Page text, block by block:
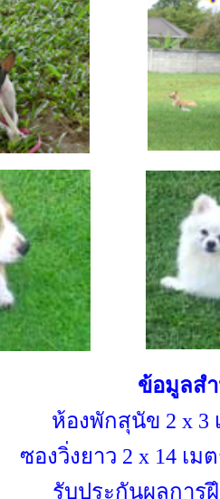
ข้อมูลส
ห้องพักสุนัข 2 x 3
ซองวิ่งยาว 2 x 14 เม
รับประกันผลการ